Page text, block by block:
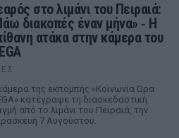
στο λιμάνι του Πειραιά:
διακοπές έναν μήνα» ‑ Η
ατάκα στην κάμερα του
της εκπομπής «Κοινωνία Ώρα
κατέγραψε τη διασκεδαστική
από το λιμάνι του Πειραιά, την
7 Αυγούστου.